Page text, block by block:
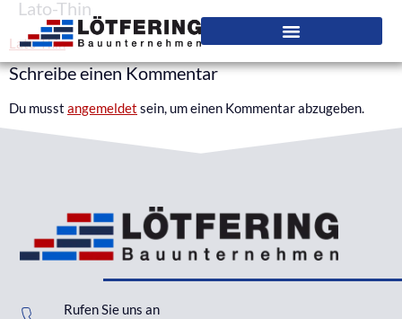
Lato-Thin
Lato-Thin
Schreibe einen Kommentar
Du musst angemeldet sein, um einen Kommentar abzugeben.
Rufen Sie uns an